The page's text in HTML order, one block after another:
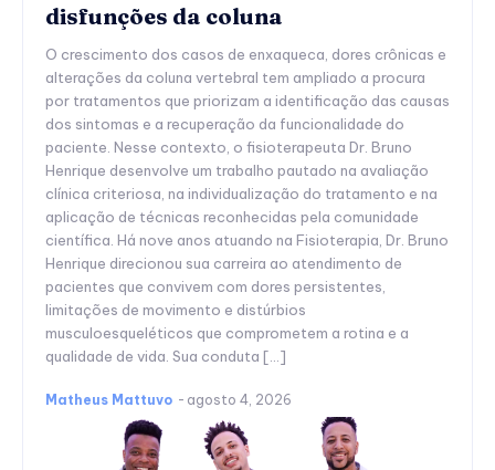
disfunções da coluna
O crescimento dos casos de enxaqueca, dores crônicas e
alterações da coluna vertebral tem ampliado a procura
por tratamentos que priorizam a identificação das causas
dos sintomas e a recuperação da funcionalidade do
paciente. Nesse contexto, o fisioterapeuta Dr. Bruno
Henrique desenvolve um trabalho pautado na avaliação
clínica criteriosa, na individualização do tratamento e na
aplicação de técnicas reconhecidas pela comunidade
científica. Há nove anos atuando na Fisioterapia, Dr. Bruno
Henrique direcionou sua carreira ao atendimento de
pacientes que convivem com dores persistentes,
limitações de movimento e distúrbios
musculoesqueléticos que comprometem a rotina e a
qualidade de vida. Sua conduta […]
Matheus Mattuvo - agosto 4, 2026